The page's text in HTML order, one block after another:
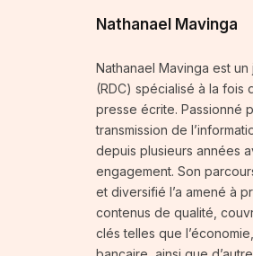
Nathanael Mavinga
Nathanael Mavinga est
(RDC) spécialisé à la fois
presse écrite. Passionné
transmission de
depuis plusieurs années
engagement. Son
et diversifié l’a amené à
contenus de qualité,
clés telles que